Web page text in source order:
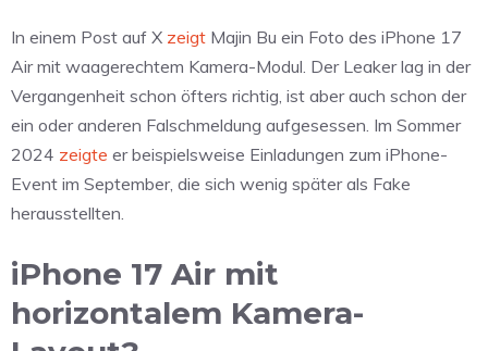
In einem Post auf X zeigt Majin Bu ein Foto des iPhone 17
Air mit waagerechtem Kamera-Modul. Der Leaker lag in der
Vergangenheit schon öfters richtig, ist aber auch schon der
ein oder anderen Falschmeldung aufgesessen. Im Sommer
2024 zeigte er beispielsweise Einladungen zum iPhone-
Event im September, die sich wenig später als Fake
herausstellten.
iPhone 17 Air mit
horizontalem Kamera-